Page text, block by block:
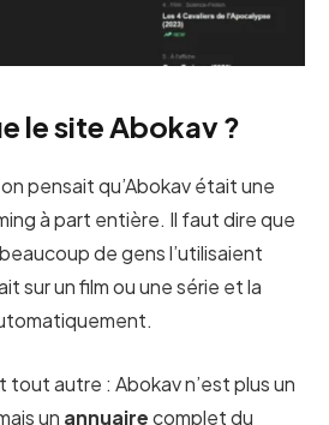
le site Abokav ?
pensait qu’Abokav était une
à part entière. Il faut dire que
de gens l’utilisaient
sur un film ou une série et la
autre : Abokav n’est plus un
un annuairecomplet du